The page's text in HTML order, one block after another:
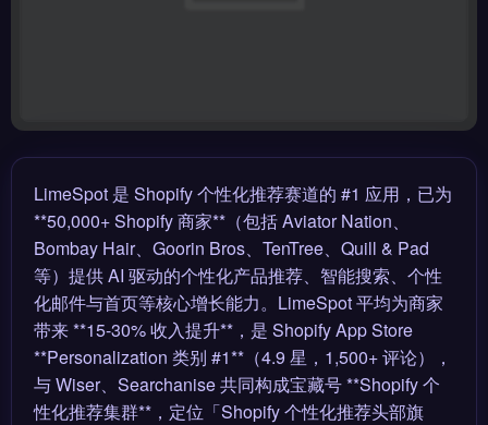
LimeSpot 是 Shopify 个性化推荐赛道的 #1 应用，已为
**50,000+ Shopify 商家**（包括 Aviator Nation、
Bombay Hair、Goorin Bros、TenTree、Quill & Pad
等）提供 AI 驱动的个性化产品推荐、智能搜索、个性
化邮件与首页等核心增长能力。LimeSpot 平均为商家
带来 **15-30% 收入提升**，是 Shopify App Store
**Personalization 类别 #1**（4.9 星，1,500+ 评论），
与 Wiser、Searchanise 共同构成宝藏号 **Shopify 个
性化推荐集群**，定位「Shopify 个性化推荐头部旗